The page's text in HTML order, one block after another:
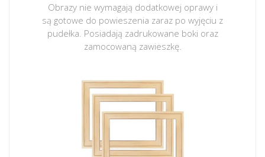
Obrazy nie wymagają dodatkowej oprawy i
są gotowe do powieszenia zaraz po wyjęciu z
pudełka. Posiadają zadrukowane boki oraz
zamocowaną zawieszkę.